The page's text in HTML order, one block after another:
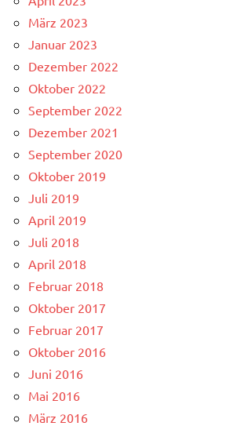
März 2023
Januar 2023
Dezember 2022
Oktober 2022
September 2022
Dezember 2021
September 2020
Oktober 2019
Juli 2019
April 2019
Juli 2018
April 2018
Februar 2018
Oktober 2017
Februar 2017
Oktober 2016
Juni 2016
Mai 2016
März 2016